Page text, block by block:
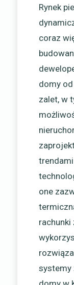
Rynek
coraz
domy
zalet, w
one
rachunki
systemy